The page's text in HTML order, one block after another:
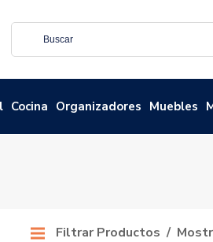
Cocina Organizadores Muebles
Filtrar Productos